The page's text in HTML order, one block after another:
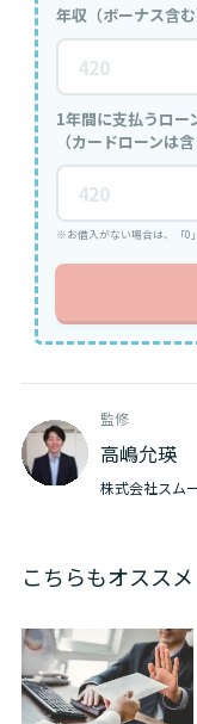
年収（ボーナス含む
1年間に支払うロー
（カードローンは含
※お借入がない場合は、「0
監修
高嶋允瑛
株式会社スム
こちらもオススメ